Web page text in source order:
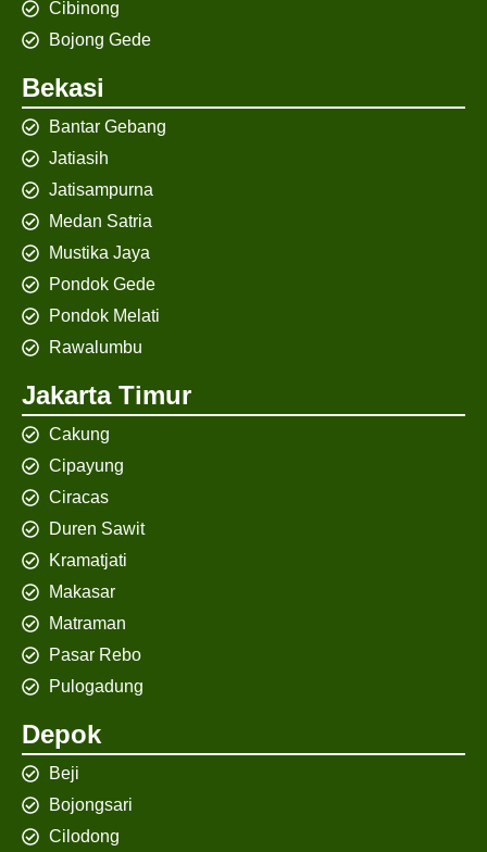
Cibinong
Bojong Gede
Bekasi
Bantar Gebang
Jatiasih
Jatisampurna
Medan Satria
Mustika Jaya
Pondok Gede
Pondok Melati
Rawalumbu
Jakarta Timur
Cakung
Cipayung
Ciracas
Duren Sawit
Kramatjati
Makasar
Matraman
Pasar Rebo
Pulogadung
Depok
Beji
Bojongsari
Cilodong